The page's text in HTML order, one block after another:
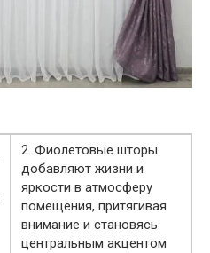
2. Фиолетовые шторы
добавляют жизни и
яркости в атмосферу
помещения, притягивая
внимание и становясь
центральным акцентом